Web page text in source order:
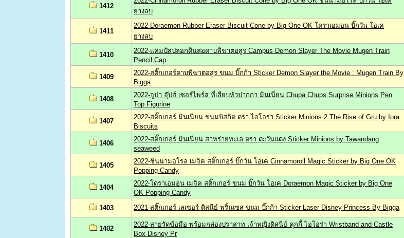
1412
ยางลบ
1411
2022-Doraemon Rubber Eraser Biscuit Cone by Big One OK โดราเอมอน บิ๊กวัน โอเค
ยางลบ
1410
2022-แคมปัสปลอกดินสอดาบพิฆาตอสูร Campus Demon Slayer The Movie Mugen Train
Pencil Cap
1409
2022-สติ๊กเกอร์ดาบพิฆาตอสูร ขนม บิ๊กก้า Sticker Demon Slayer the Movie : Mugen Train By
Bigga
1408
2022-จูปา จุ๊ปส์ เซอร์ไพร์ส ที่เสียบหัวปากกา มินเนี่ยน Chupa Chups Surprise Minions Pen
Top Figurine
1407
2022-สติ๊กเกอร์ มินเนี่ยน ขนมบิสกิต ตรา ไอโอร่า Sticker Minions 2 The Rise of Gru by Iora
Biscuits
1406
2022-สติ๊กเกอร์ มินเนี่ยน สาหร่ายทะเล ตรา ตะวันแดง Sticker Minions by Tawandang
seaweed
1405
2022-ชินนามอโรล เมจิค สติ๊กเกอร์ บิ๊กวัน โอเค Cinnamoroll Magic Sticker by Big One OK
Popping Candy
1404
2022-โดราเอมอน เมจิค สติ๊กเกอร์ ขนม บิ๊กวัน โอเค Doraemon Magic Sticker by Big One
OK Popping Candy
1403 2021-สติ๊กเกอร์ เลเซอร์ ดิสนีย์ พริ้นเซส ขนม บิ๊กก้า Sticker Laser Disney Princess By Bigga
1402
2022-สายรัดข้อมือ พร้อมกล่องปราสาท เจ้าหญิงดิสนีย์ คุกกี้ ไอโอร่า Wristband and Castle
Box Disney Pr